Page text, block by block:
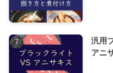
汎用
アニ